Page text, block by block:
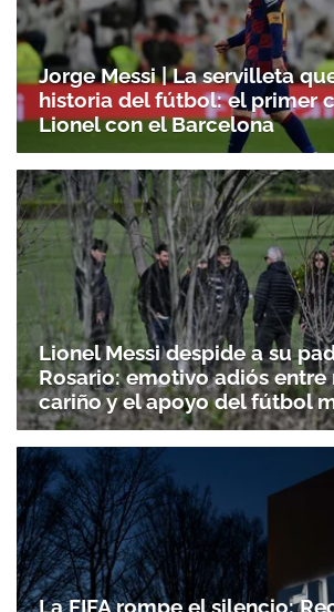
Jorge Messi | La servilleta
historia del fútbol: el primer
Lionel con el Barcelona
Lionel Messi despide a su
Rosario: emotivo adiós entre
cariño y el apoyo del fútbol
La FIFA rompe el silencio: